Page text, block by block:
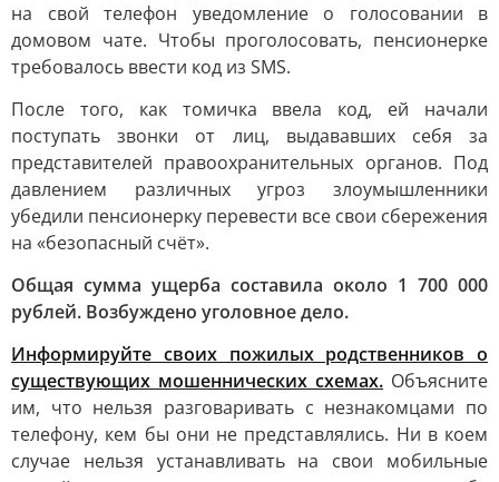
на свой телефон уведомление о голосовании в
домовом чате. Чтобы проголосовать, пенсионерке
требовалось ввести код из SMS.
После того, как томичка ввела код, ей начали
поступать звонки от лиц, выдававших себя за
представителей правоохранительных органов. Под
давлением различных угроз злоумышленники
убедили пенсионерку перевести все свои сбережения
на «безопасный счёт».
Общая сумма ущерба составила около 1 700 000
рублей. Возбуждено уголовное дело.
Информируйте своих пожилых родственников о
существующих мошеннических схемах. Объясните
им, что нельзя разговаривать с незнакомцами по
телефону, кем бы они не представлялись. Ни в коем
случае нельзя устанавливать на свои мобильные